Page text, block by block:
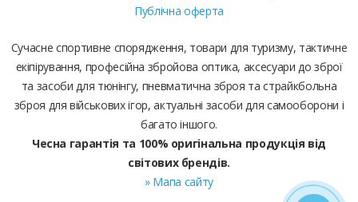
Публічна оферта
Сучасне спортивне спорядження, товари для туризму, тактичне
екіпірування, професійна збройова оптика, аксесуари до зброї
та засоби для тюнінгу, пневматична зброя та страйкбольна
зброя для військових ігор, актуальні засоби для самооборони і
багато іншого.
Чесна гарантія та 100% оригінальна продукція від
світових брендів.
» Мапа сайту